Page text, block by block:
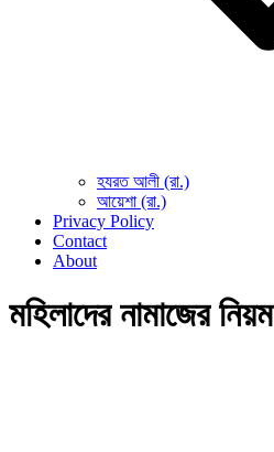
হযরত আলী (রা.)
আয়েশা (রা.)
Privacy Policy
Contact
About
মহিলাদের নামাজের নিয়ম